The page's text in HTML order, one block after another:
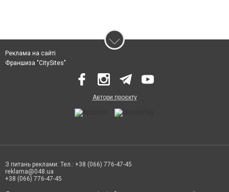
Реклама на сайті
Франшиза "CitySites"
Автори проєкту
З питань реклами: Тел.: +38 (066) 776-47-45
reklama@048.ua
+38 (066) 776-47-45